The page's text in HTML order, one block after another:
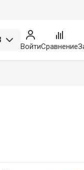
ВойтиСравнение